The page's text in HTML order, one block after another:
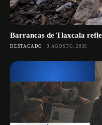
Barrancas de Tlaxcala
DESTACADO 3 AGOSTO, 2026